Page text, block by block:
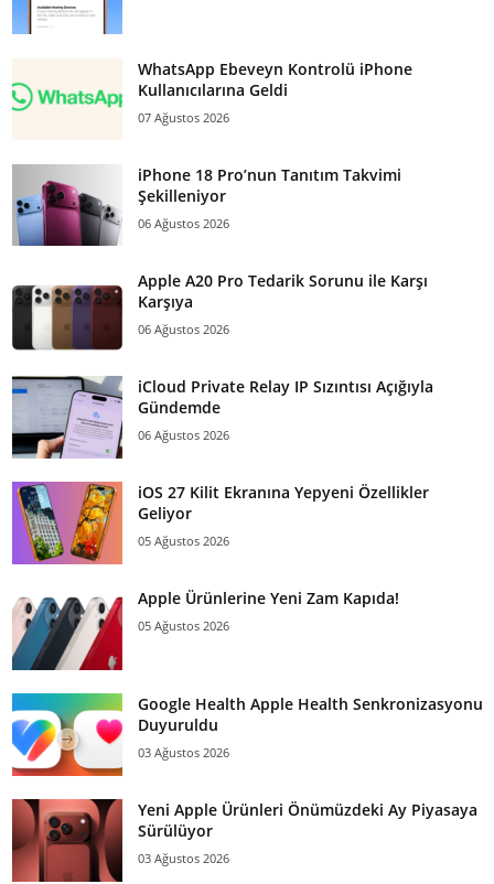
WhatsApp Ebeveyn Kontrolü iPhone
Kullanıcılarına Geldi
07 Ağustos 2026
iPhone 18 Pro’nun Tanıtım Takvimi
Şekilleniyor
06 Ağustos 2026
Apple A20 Pro Tedarik Sorunu ile Karşı
Karşıya
06 Ağustos 2026
iCloud Private Relay IP Sızıntısı Açığıyla
Gündemde
06 Ağustos 2026
iOS 27 Kilit Ekranına Yepyeni Özellikler
Geliyor
05 Ağustos 2026
Apple Ürünlerine Yeni Zam Kapıda!
05 Ağustos 2026
Google Health Apple Health Senkronizasyonu
Duyuruldu
03 Ağustos 2026
Yeni Apple Ürünleri Önümüzdeki Ay Piyasaya
Sürülüyor
03 Ağustos 2026